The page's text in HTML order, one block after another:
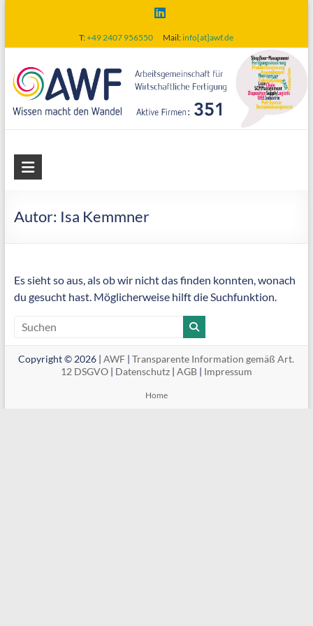
content
T:+49 2407 956550 Mail:info[at]awf.de
AWF
wirtschaftliche
Autor: Isa Kemmner
Es sieht so aus, als ob wir nicht das finden konnten, wonach
du gesucht hast. Möglicherweise hilft die Suchfunktion.
Copyright © 2026 |AWF |Transparente Information gemäß Art.
12 DSGVO| Datenschutz| AGB| Impressum
Home